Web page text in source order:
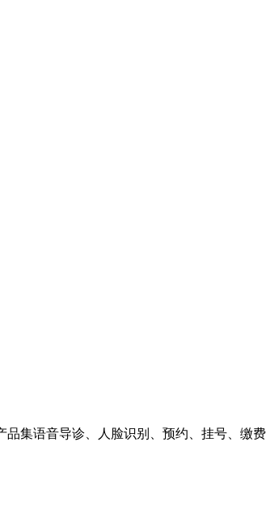
语音导诊、人脸识别、预约、挂号、缴费